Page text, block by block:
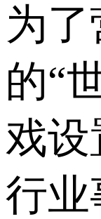
为
的“
戏设
行业